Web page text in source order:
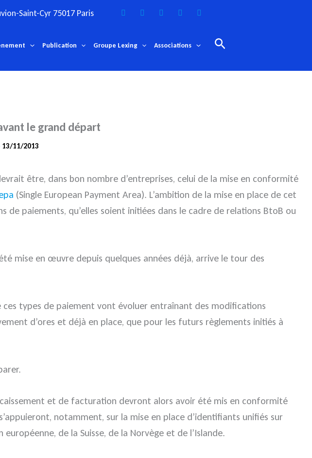
Saint-Cyr 75017 Paris
Publication Groupe Lexing Associations Rechercher
le grand départ
13/11/2013
être, dans bon nombre d’entreprises, celui de la mise en conformité
(Single European Payment Area). L’ambition de la mise en place de cet
paiements, qu’elles soient initiées dans le cadre de relations BtoB ou
mise en œuvre depuis quelques années déjà, arrive le tour des
types de paiement vont évoluer entraînant des modifications
d’ores et déjà en place, que pour les futurs règlements initiés à
et de facturation devront alors avoir été mis en conformité
notamment, sur la mise en place d’identifiants unifiés sur
de la Suisse, de la Norvège et de l’Islande.